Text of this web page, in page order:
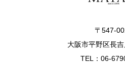
〒547-
大阪市平野区長
TEL：06-